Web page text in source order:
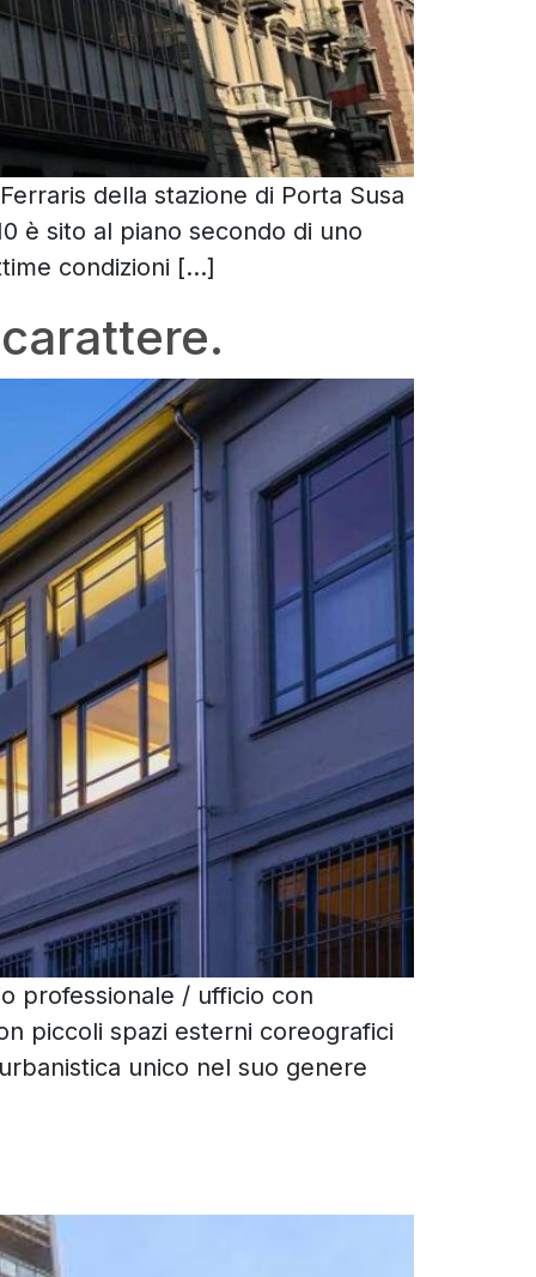
della stazione di Porta Susa
è sito al piano secondo di uno
condizioni […]
professionale / ufficio con
piccoli spazi esterni coreografici
unico nel suo genere